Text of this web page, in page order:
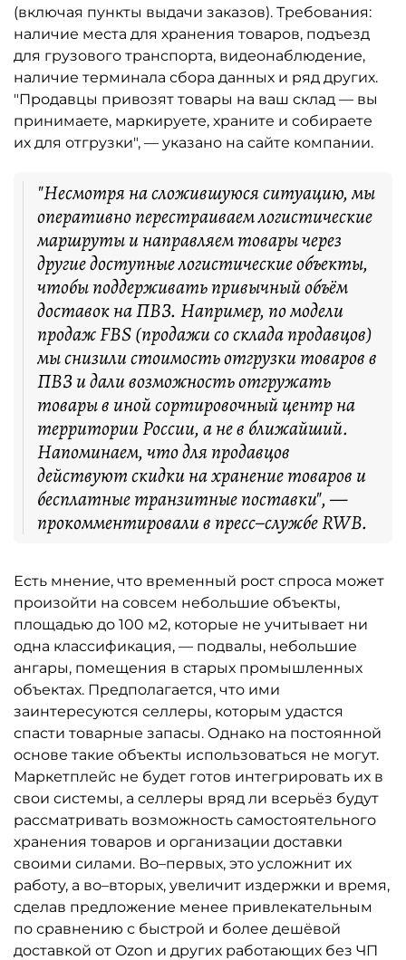
(включая пункты выдачи заказов). Требования:
наличие места для хранения товаров, подъезд
для грузового транспорта, видеонаблюдение,
наличие терминала сбора данных и ряд других.
"Продавцы привозят товары на ваш склад — вы
принимаете, маркируете, храните и собираете
их для отгрузки", — указано на сайте компании.
"Несмотря на сложившуюся ситуацию, мы
оперативно перестраиваем логистические
маршруты и направляем товары через
другие доступные логистические объекты,
чтобы поддерживать привычный объём
доставок на ПВЗ. Например, по модели
продаж FBS (продажи со склада продавцов)
мы снизили стоимость отгрузки товаров в
ПВЗ и дали возможность отгружать
товары в иной сортировочный центр на
территории России, а не в ближайший.
Напоминаем, что для продавцов
действуют скидки на хранение товаров и
бесплатные транзитные поставки", —
прокомментировали в пресс–службе RWB.
Есть мнение, что временный рост спроса может
произойти на совсем небольшие объекты,
площадью до 100 м2, которые не учитывает ни
одна классификация, — подвалы, небольшие
ангары, помещения в старых промышленных
объектах. Предполагается, что ими
заинтересуются селлеры, которым удастся
спасти товарные запасы. Однако на постоянной
основе такие объекты использоваться не могут.
Маркетплейс не будет готов интегрировать их в
свои системы, а селлеры вряд ли всерьёз будут
рассматривать возможность самостоятельного
хранения товаров и организации доставки
своими силами. Во–первых, это усложнит их
работу, а во–вторых, увеличит издержки и время,
сделав предложение менее привлекательным
по сравнению с быстрой и более дешёвой
доставкой от Ozon и других работающих без ЧП